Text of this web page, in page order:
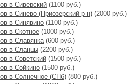
в Сиверский (1100 руб.)
в Синево (Приозерский р-н) (2000 руб.)
в Синявино (1100 руб.)
в Скотное (1000 руб.)
в Славянка(600 руб.)
в Сланцы (2200 руб.)
в Советский (1500 руб.)
в Сойкино (1500 руб.)
в Солнечное (СПб) (800 руб.)